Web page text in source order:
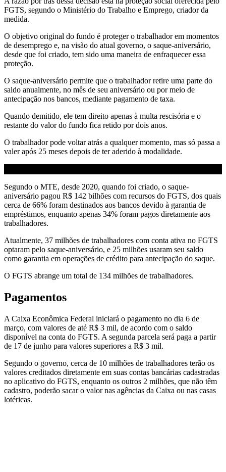
FGTS, segundo o Ministério do Trabalho e Emprego, criador da
medida.
O objetivo original do fundo é proteger o trabalhador em momentos
de desemprego e, na visão do atual governo, o saque-aniversário,
desde que foi criado, tem sido uma maneira de enfraquecer essa
proteção.
O saque-aniversário permite que o trabalhador retire uma parte do
saldo anualmente, no mês de seu aniversário ou por meio de
antecipação nos bancos, mediante pagamento de taxa.
Quando demitido, ele tem direito apenas à multa rescisória e o
restante do valor do fundo fica retido por dois anos.
O trabalhador pode voltar atrás a qualquer momento, mas só passa a
valer após 25 meses depois de ter aderido à modalidade.
Segundo o MTE, desde 2020, quando foi criado, o saque-
aniversário pagou R$ 142 bilhões com recursos do FGTS, dos quais
cerca de 66% foram destinados aos bancos devido à garantia de
empréstimos, enquanto apenas 34% foram pagos diretamente aos
trabalhadores.
Atualmente, 37 milhões de trabalhadores com conta ativa no FGTS
optaram pelo saque-aniversário, e 25 milhões usaram seu saldo
como garantia em operações de crédito para antecipação do saque.
O FGTS abrange um total de 134 milhões de trabalhadores.
Pagamentos
A Caixa Econômica Federal iniciará o pagamento no dia 6 de
março, com valores de até R$ 3 mil, de acordo com o saldo
disponível na conta do FGTS. A segunda parcela será paga a partir
de 17 de junho para valores superiores a R$ 3 mil.
Segundo o governo, cerca de 10 milhões de trabalhadores terão os
valores creditados diretamente em suas contas bancárias cadastradas
no aplicativo do FGTS, enquanto os outros 2 milhões, que não têm
cadastro, poderão sacar o valor nas agências da Caixa ou nas casas
lotéricas.